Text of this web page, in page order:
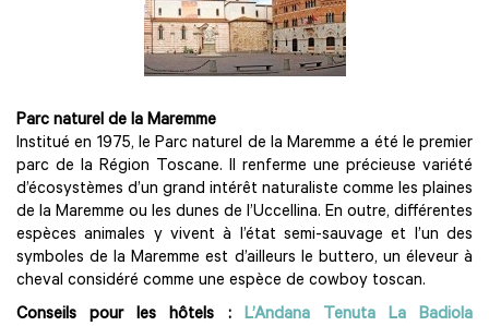
Parc naturel de la Maremme
Institué en 1975, le Parc naturel de la Maremme a été le premier
parc de la Région Toscane. Il renferme une précieuse variété
d’écosystèmes d’un grand intérêt naturaliste comme les plaines
de la Maremme ou les dunes de l’Uccellina. En outre, différentes
espèces animales y vivent à l’état semi-sauvage et l’un des
symboles de la Maremme est d’ailleurs le buttero, un éleveur à
cheval considéré comme une espèce de cowboy toscan.
Conseils pour les hôtels : L’Andana Tenuta La Badiola